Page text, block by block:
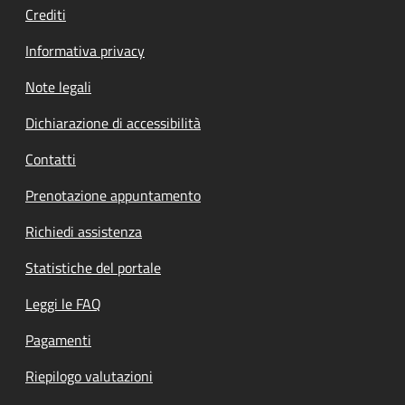
Crediti
Informativa privacy
Note legali
Dichiarazione di accessibilità
Contatti
Prenotazione appuntamento
Richiedi assistenza
Statistiche del portale
Leggi le FAQ
Pagamenti
Riepilogo valutazioni